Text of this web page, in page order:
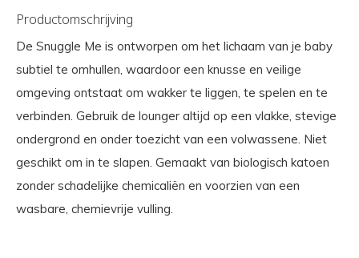
Productomschrijving
De Snuggle Me is ontworpen om het lichaam van je baby
subtiel te omhullen, waardoor een knusse en veilige
omgeving ontstaat om wakker te liggen, te spelen en te
verbinden. Gebruik de lounger altijd op een vlakke, stevige
ondergrond en onder toezicht van een volwassene. Niet
geschikt om in te slapen. Gemaakt van biologisch katoen
zonder schadelijke chemicaliën en voorzien van een
wasbare, chemievrije vulling.